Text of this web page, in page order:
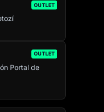
OUTLET
OUTLET
Portal de